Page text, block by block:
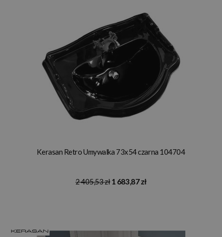
Kerasan Retro Umywalka 73x54 czarna 104704
2 405,53 zł 1 683,87 zł